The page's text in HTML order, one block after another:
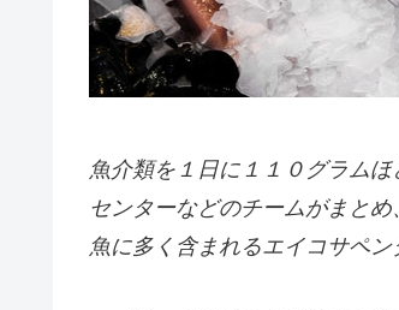
魚介類を１日に１１０グラム
センターなどのチームがまと
魚に多く含まれるエイコサペン